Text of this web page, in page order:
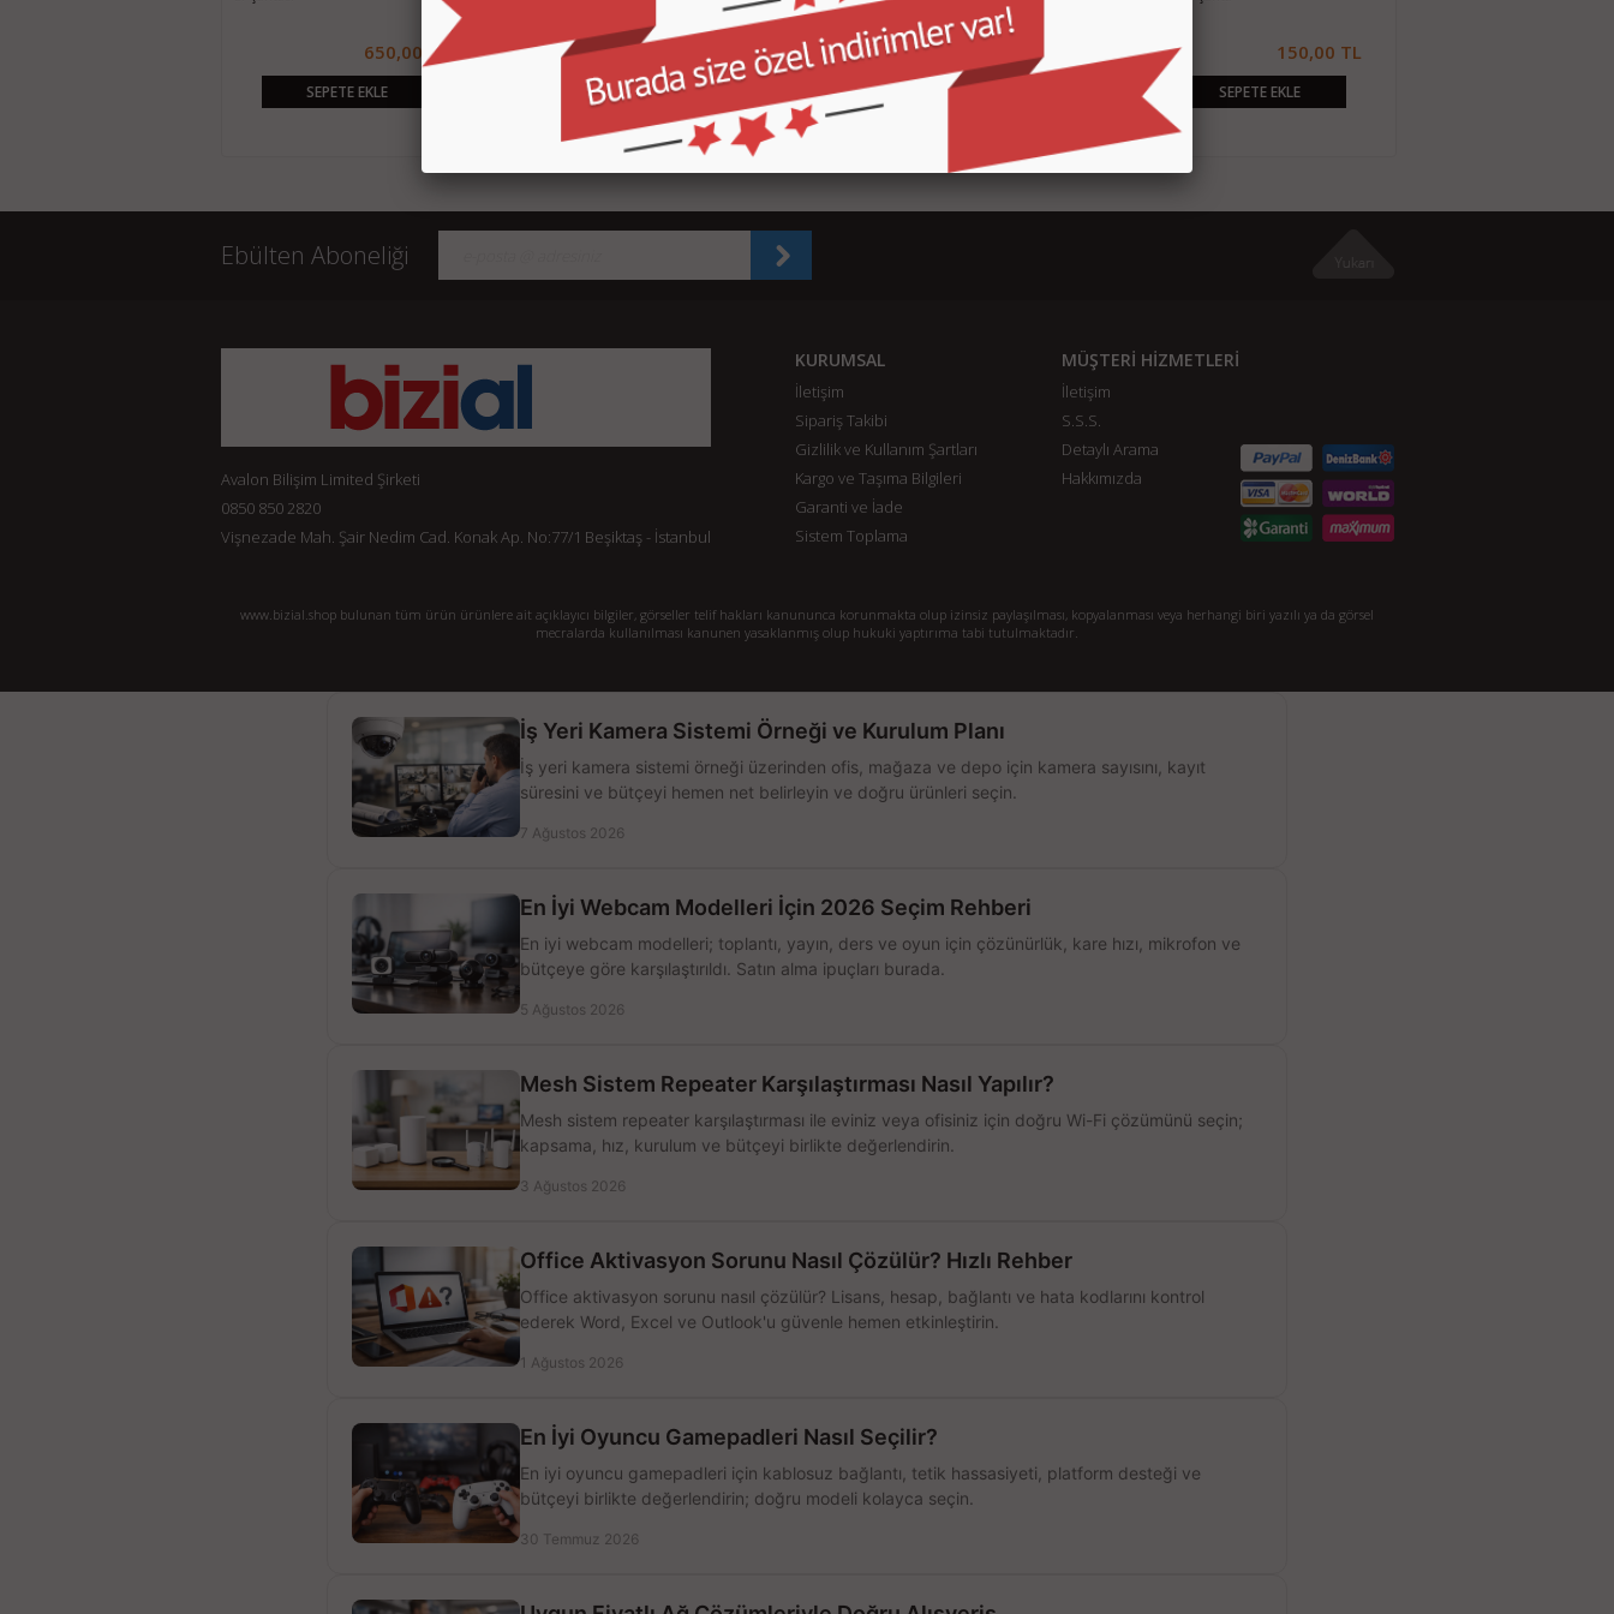
650,00 TL
SEPETE EKLE
160,00 TL
SEPETE EKLE
450,00 TL 220,00 TL
SEPETE EKLE
20,00 TL 150,00 TL
SEPETE EKLE
Ebülten Aboneliği
Avalon Bilişim Limited Şirketi
0850 850 2820
Vişnezade Mah. Şair Nedim Cad. Konak Ap. No:77/1 Beşiktaş - İstanbul
KURUMSAL
İletişim
Sipariş Takibi
Gizlilik ve Kullanım Şartları
Kargo ve Taşıma Bilgileri
Garanti ve İade
Sistem Toplama
MÜŞTERİ HİZMETLERİ
İletişim
S.S.S.
Detaylı Arama
Hakkımızda
www.bizial.shop bulunan tüm ürün ürünlere ait açıklayıcı bilgiler, görseller telif hakları kanununca korunmakta olup izinsiz paylaşılması, kopyalanması veya herhangi biri yazılı ya da görsel
mecralarda kullanılması kanunen yasaklanmış olup hukuki yaptırıma tabi tutulmaktadır.
İş Yeri Kamera Sistemi Örneği ve Kurulum Planı
İş yeri kamera sistemi örneği üzerinden ofis, mağaza ve depo için kamera sayısını, kayıt
süresini ve bütçeyi hemen net belirleyin ve doğru ürünleri seçin.
7 Ağustos 2026
En İyi Webcam Modelleri İçin 2026 Seçim Rehberi
En iyi webcam modelleri; toplantı, yayın, ders ve oyun için çözünürlük, kare hızı, mikrofon ve
bütçeye göre karşılaştırıldı. Satın alma ipuçları burada.
5 Ağustos 2026
Mesh Sistem Repeater Karşılaştırması Nasıl Yapılır?
Mesh sistem repeater karşılaştırması ile eviniz veya ofisiniz için doğru Wi-Fi çözümünü seçin;
kapsama, hız, kurulum ve bütçeyi birlikte değerlendirin.
3 Ağustos 2026
Office Aktivasyon Sorunu Nasıl Çözülür? Hızlı Rehber
Office aktivasyon sorunu nasıl çözülür? Lisans, hesap, bağlantı ve hata kodlarını kontrol
ederek Word, Excel ve Outlook'u güvenle hemen etkinleştirin.
1 Ağustos 2026
En İyi Oyuncu Gamepadleri Nasıl Seçilir?
En iyi oyuncu gamepadleri için kablosuz bağlantı, tetik hassasiyeti, platform desteği ve
bütçeyi birlikte değerlendirin; doğru modeli kolayca seçin.
30 Temmuz 2026